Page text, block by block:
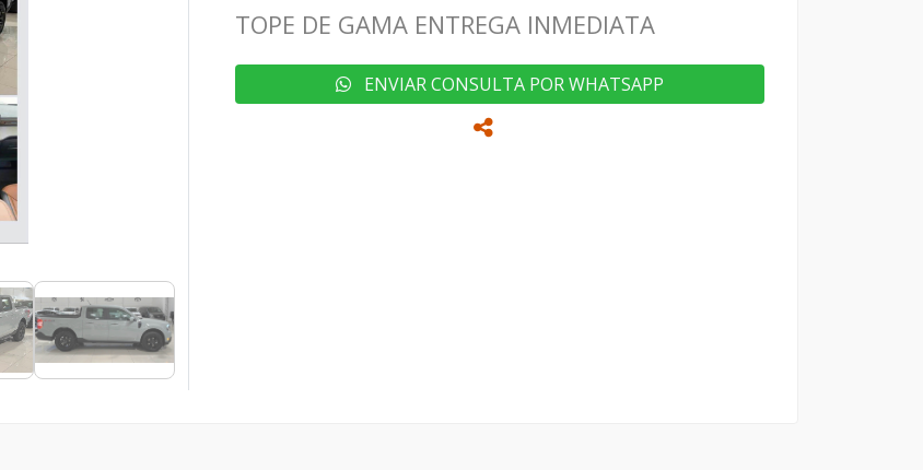
TOPE DE GAMA ENTREGA INMEDIATA
ENVIAR CONSULTA POR WHATSAPP